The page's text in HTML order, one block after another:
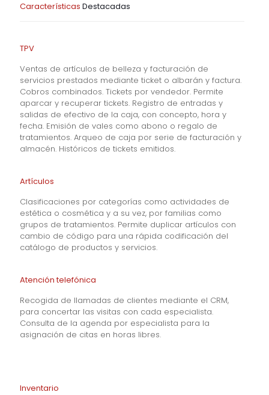
Características Destacadas
TPV
Ventas de artículos de belleza y facturación de
servicios prestados mediante ticket o albarán y factura.
Cobros combinados. Tickets por vendedor. Permite
aparcar y recuperar tickets. Registro de entradas y
salidas de efectivo de la caja, con concepto, hora y
fecha. Emisión de vales como abono o regalo de
tratamientos. Arqueo de caja por serie de facturación y
almacén. Históricos de tickets emitidos.
Artículos
Clasificaciones por categorías como actividades de
estética o cosmética y a su vez, por familias como
grupos de tratamientos. Permite duplicar artículos con
cambio de código para una rápida codificación del
catálogo de productos y servicios.
Atención telefónica
Recogida de llamadas de clientes mediante el CRM,
para concertar las visitas con cada especialista.
Consulta de la agenda por especialista para la
asignación de citas en horas libres.
Inventario